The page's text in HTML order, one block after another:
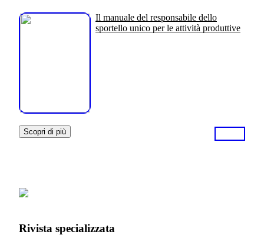
Il manuale del responsabile dello
sportello unico per le attività produttive
Scopri di più
Rivista specializzata